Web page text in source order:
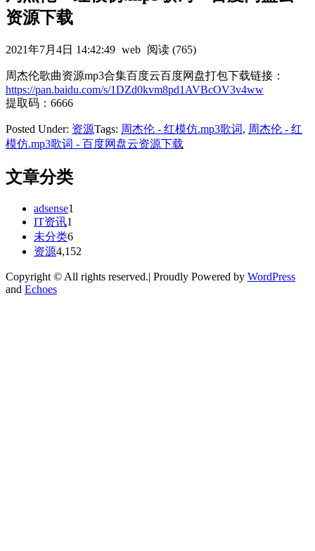
资源下载
2021年7月4日 14:42:49 web 阅读 (765)
周杰伦歌曲资源mp3合集百度云百度网盘打包下载链接：
https://pan.baidu.com/s/1DZd0kvm8pd1AVBcOV3v4ww
提取码：6666
Posted Under: 资源Tags: 周杰伦 - 红模仿.mp3歌词, 周杰伦 - 红
模仿.mp3歌词 - 百度网盘云资源下载
文章分类
adsense1
IT资讯1
未分类6
资源4,152
Copyright © All rights reserved.| Proudly Powered by WordPress
and Echoes